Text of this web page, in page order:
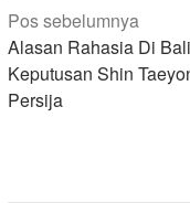
Navigasi
pos
Pos sebelumnya
Alasan Rahasia Di
Keputusan Shin
Persija